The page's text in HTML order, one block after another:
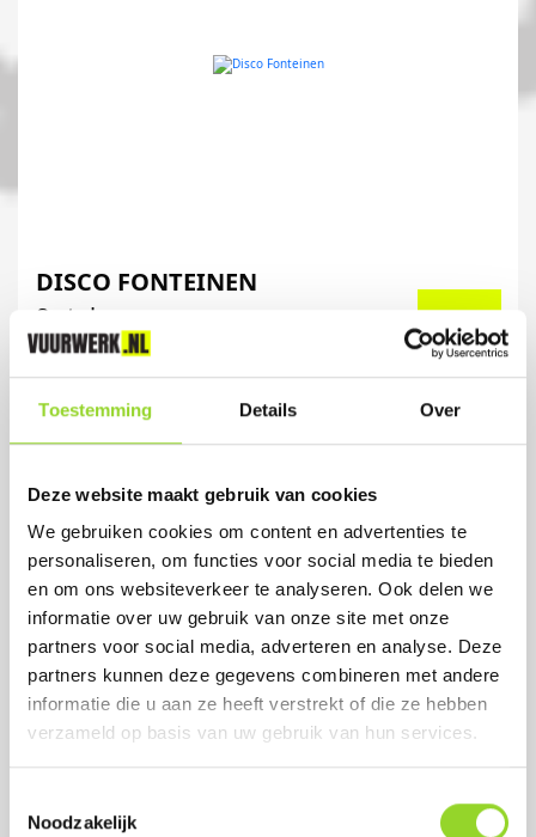
Toestemming Details Over
Deze website maakt gebruik van cookies
We gebruiken cookies om content en advertenties te
personaliseren, om functies voor social media te bieden
en om ons websiteverkeer te analyseren. Ook delen we
informatie over uw gebruik van onze site met onze
partners voor social media, adverteren en analyse. Deze
partners kunnen deze gegevens combineren met andere
informatie die u aan ze heeft verstrekt of die ze hebben
verzameld op basis van uw gebruik van hun services.
Noodzakelijk
DISCO FONTEINEN
8 stuks
€ 1,50